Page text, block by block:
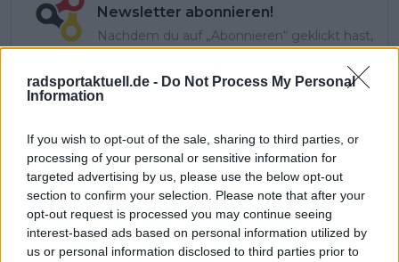
radsportaktuell.de - Do Not Process My Personal
Information
If you wish to opt-out of the sale, sharing to third parties, or
processing of your personal or sensitive information for
targeted advertising by us, please use the below opt-out
section to confirm your selection. Please note that after your
opt-out request is processed you may continue seeing
interest-based ads based on personal information utilized by
us or personal information disclosed to third parties prior to
Newsletter abonnieren!
Nachdem du auf „Abonnieren“ geklickt hast,
erhältst du sofort eine E-Mail von uns. Bei
Ordner – überprüfe ihn daher bitte ebenfalls.
Mail.
Abonnieren